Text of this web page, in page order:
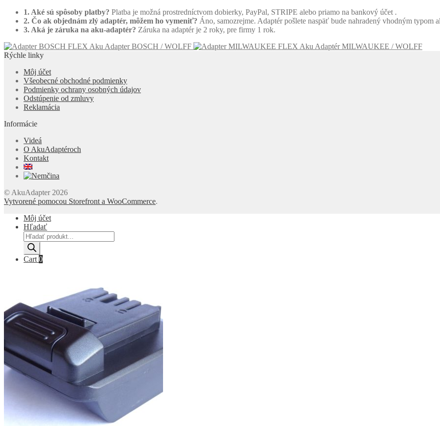
1. Aké sú spôsoby platby? Platba je možná prostredníctvom dobierky, PayPal, STRIPE alebo priamo na bankový účet .
2. Čo ak objednám zlý adaptér, môžem ho vymeniť? Áno, samozrejme. Adaptér pošlete naspäť bude nahradený vhodným typom
3. Aká je záruka na aku-adaptér? Záruka na adaptér je 2 roky, pre firmy 1 rok.
Aku Adapter BOSCH / WOLFF
Aku Adaptér MILWAUKEE / WOLFF
Rýchle linky
Môj účet
Všeobecné obchodné podmienky
Podmienky ochrany osobných údajov
Odstúpenie od zmluvy
Reklamácia
Informácie
Videá
O AkuAdaptéroch
Kontakt
© AkuAdapter 2026
Vytvorené pomocou Storefront a WooCommerce.
Môj účet
Hľadať
Products
search
Cart 0